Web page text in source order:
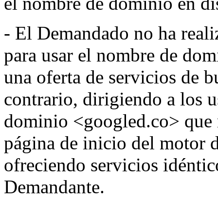
- El Demandado no ha
para usar el nombre de
una oferta de servicios de
contrario, dirigiendo a los
dominio <googled.co>
página de inicio del motor
ofreciendo servicios
Demandante.